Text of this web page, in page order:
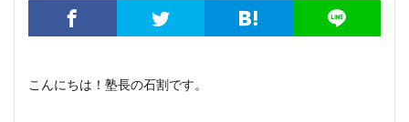
こんにちは！塾長の石割です。